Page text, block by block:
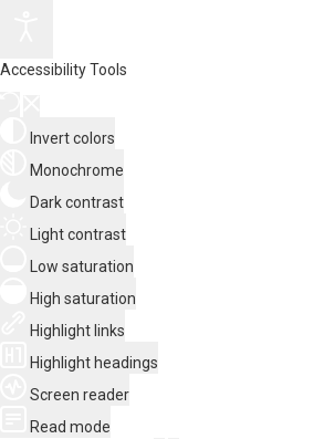
Accessibility Tools
Invert colors
Monochrome
Dark contrast
Light contrast
Low saturation
High saturation
Highlight links
Highlight headings
Screen reader
Read mode